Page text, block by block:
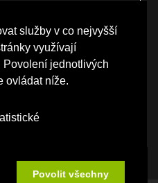
služby v co nejvyšší
využívají
jednotlivých
ovládat níže.
Povolit všechny